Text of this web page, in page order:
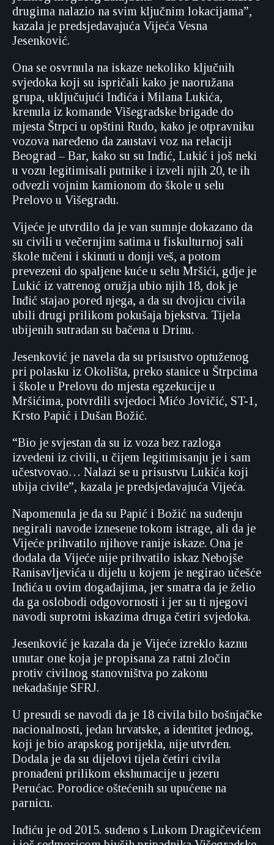
drugima nalazio na svim ključnim lokacijama”,
kazala je predsjedavajuća Vijeća Vesna
Jesenković.
Ona se osvrnula na iskaze nekoliko ključnih
svjedoka koji su ispričali kako je naoružana
grupa, uključujući Inđića i Milana Lukića,
krenula iz komande Višegradske brigade do
mjesta Štrpci u opštini Rudo, kako je otpravniku
vozova naređeno da zaustavi voz na relaciji
Beograd – Bar, kako su su Inđić, Lukić i još neki
u vozu legitimisali putnike i izveli njih 20, te ih
odvezli vojnim kamionom do škole u selu
Prelovo u Višegradu.
Vijeće je utvrdilo da je van sumnje dokazano da
su civili u večernjim satima u fiskulturnoj sali
škole tučeni i skinuti u donji veš, a potom
prevezeni do spaljene kuće u selu Mršići, gdje je
Lukić iz vatrenog oružja ubio njih 18, dok je
Inđić stajao pored njega, a da su dvojicu civila
ubili drugi prilikom pokušaja bjekstva. Tijela
ubijenih sutradan su bačena u Drinu.
Jesenković je navela da su prisustvo optuženog
pri polasku iz Okolišta, preko stanice u Štrpcima
i škole u Prelovu do mjesta egzekucije u
Mršićima, potvrdili svjedoci Mićo Jovičić, ST-1,
Krsto Papić i Dušan Božić.
“Bio je svjestan da su iz voza bez razloga
izvedeni iz civili, u čijem legitimisanju je i sam
učestvovao… Nalazi se u prisustvu Lukića koji
ubija civile”, kazala je predsjedavajuća Vijeća.
Napomenula je da su Papić i Božić na suđenju
negirali navode iznesene tokom istrage, ali da je
Vijeće prihvatilo njihove ranije iskaze. Ona je
dodala da Vijeće nije prihvatilo iskaz Nebojše
Ranisavljevića u dijelu u kojem je negirao učešće
Inđića u ovim događajima, jer smatra da je želio
da ga oslobodi odgovornosti i jer su ti njegovi
navodi suprotni iskazima druga četiri svjedoka.
Jesenković je kazala da je Vijeće izreklo kaznu
unutar one koja je propisana za ratni zločin
protiv civilnog stanovništva po zakonu
nekadašnje SFRJ.
U presudi se navodi da je 18 civila bilo bošnjačke
nacionalnosti, jedan hrvatske, a identitet jednog,
koji je bio arapskog porijekla, nije utvrđen.
Dodala je da su dijelovi tijela četiri civila
pronađeni prilikom ekshumacije u jezeru
Perućac. Porodice oštećenih su upućene na
parnicu.
Inđiću je od 2015. suđeno s Lukom Dragičevićem